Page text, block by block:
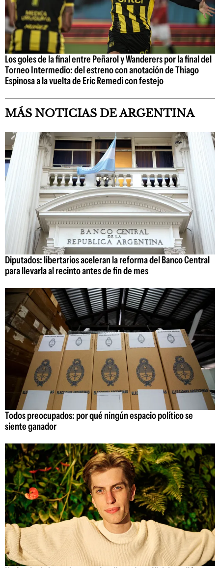
Los goles de la final entre Peñarol y Wanderers por la final del
Torneo Intermedio: del estreno con anotación de Thiago
Espinosa a la vuelta de Eric Remedi con festejo
MÁS NOTICIAS DE ARGENTINA
Diputados: libertarios aceleran la reforma del Banco Central
para llevarla al recinto antes de fin de mes
Todos preocupados: por qué ningún espacio político se
siente ganador